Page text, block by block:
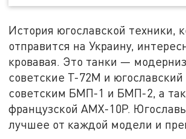
История югославской техники,
отправится на Украину,
кровавая. Это танки —
советские Т-72М и югославский
советским БМП-1 и БМП-2, а
французской AMX-10P.
лучшее от каждой модели и